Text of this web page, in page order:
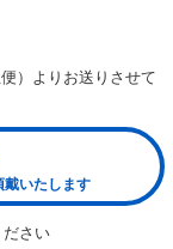
）よりお送りさせて
いたします
さい